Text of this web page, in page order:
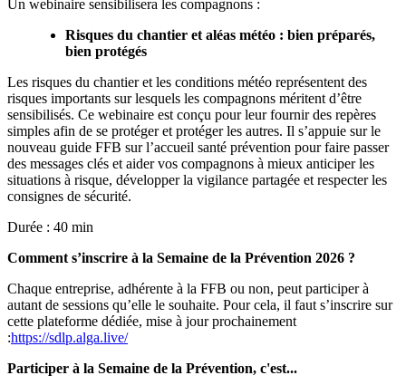
Un webinaire sensibilisera les compagnons :
Risques du chantier et aléas météo : bien préparés,
bien protégés
Les risques du chantier et les conditions météo représentent des
risques importants sur lesquels les compagnons méritent d’être
sensibilisés. Ce webinaire est conçu pour leur fournir des repères
simples afin de se protéger et protéger les autres. Il s’appuie sur le
nouveau guide FFB sur l’accueil santé prévention pour faire passer
des messages clés et aider vos compagnons à mieux anticiper les
situations à risque, développer la vigilance partagée et respecter les
consignes de sécurité.
Durée : 40 min
Comment s’inscrire à la Semaine de la Prévention 2026 ?
Chaque entreprise, adhérente à la FFB ou non, peut participer à
autant de sessions qu’elle le souhaite. Pour cela, il faut s’inscrire sur
cette plateforme dédiée, mise à jour prochainement
:https://sdlp.alga.live/
Participer à la Semaine de la Prévention, c'est...